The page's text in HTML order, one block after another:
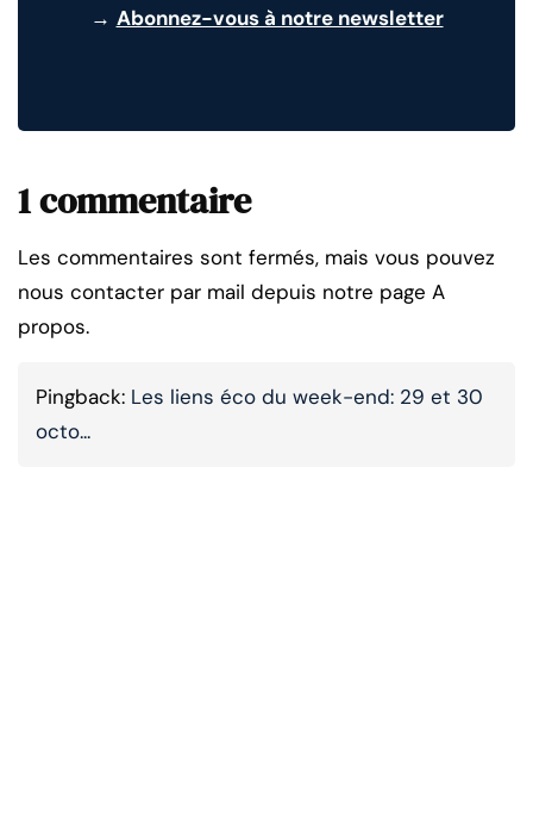
→ Abonnez-vous à notre newsletter
1 commentaire
Les commentaires sont fermés, mais vous pouvez
nous contacter par mail depuis notre page A
propos.
Pingback: Les liens éco du week-end: 29 et 30
octo...